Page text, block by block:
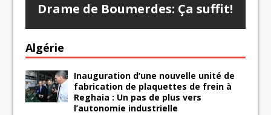
Drame de Boumerdes: Ça suffit!
Algérie
Inauguration d’une nouvelle unité de
fabrication de plaquettes de frein à
Reghaia : Un pas de plus vers
l’autonomie industrielle